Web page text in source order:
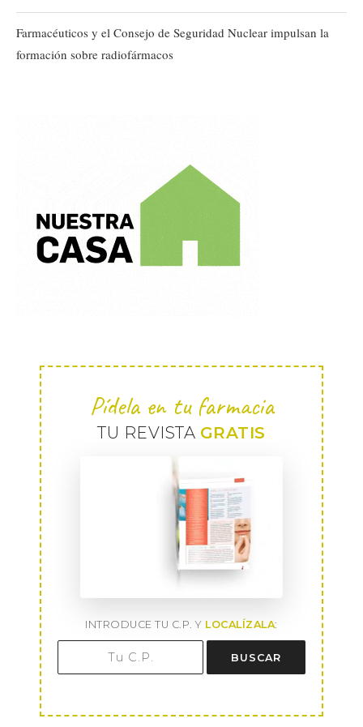
Farmacéuticos y el Consejo de Seguridad Nuclear impulsan la
formación sobre radiofármacos
Pídela en tu farmacia
TU REVISTA GRATIS
INTRODUCE TU C.P. Y LOCALÍZALA:
BUSCAR